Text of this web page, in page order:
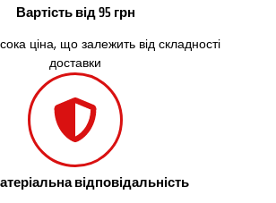
Вартість від 95 грн
ціна, що залежить від складності
доставки
відповідальність